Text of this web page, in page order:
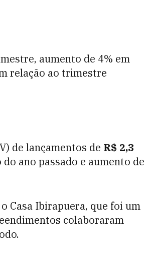
aumento de 4% em
relação ao trimestre
de lançamentos de R$ 2,3
ano passado e aumento de
Casa Ibirapuera, que foi um
colaboraram